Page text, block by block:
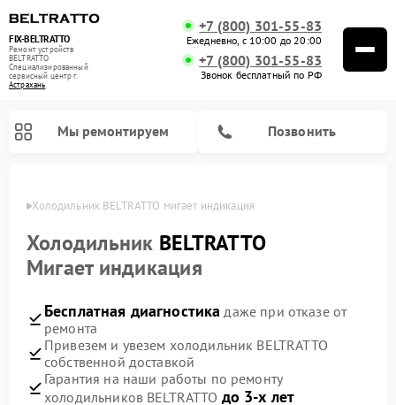
FIX-BELTRATTO
Ремонт устройств
BELTRATTO
Специализированный
cервисный центр г.
Астрахань
+7 (800) 301-55-83
Ежедневно, с 10:00 до 20:00
+7 (800) 301-55-83
Звонок бесплатный по РФ
Мы ремонтируем Позвонить
Холодильник BELTRATTO мигает индикация
Холодильник BELTRATTO
Мигает индикация
Бесплатная диагностика даже при отказе от
ремонта
Привезем и увезем холодильник BELTRATTO
собственной доставкой
Гарантия на наши работы по ремонту
холодильников BELTRATTO до 3-х лет